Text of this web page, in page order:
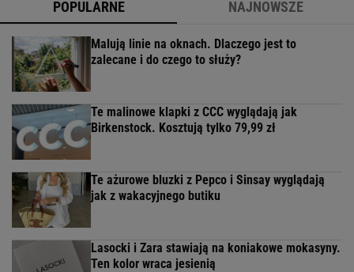
POPULARNE NAJNOWSZE
Malują linie na oknach. Dlaczego jest to
zalecane i do czego to służy?
Te malinowe klapki z CCC wyglądają jak
Birkenstock. Kosztują tylko 79,99 zł
Te ażurowe bluzki z Pepco i Sinsay wyglądają
jak z wakacyjnego butiku
Lasocki i Zara stawiają na koniakowe mokasyny.
Ten kolor wraca jesienią